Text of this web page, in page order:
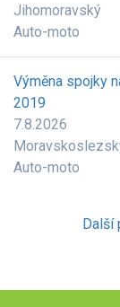
Jihomoravský
Auto-moto
Výměna spojky
2019
7.8.2026
Auto-moto
Další